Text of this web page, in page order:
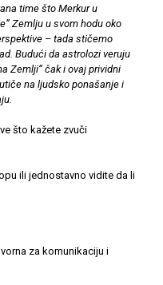
time što Merkur u
Zemlju u svom hodu oko
– tada stičemo
Budući da astrolozi veruju
Zemlji“ čak i ovaj prividni
na ljudsko ponašanje i
što kažete zvuči
ili jednostavno vidite da li
za komunikaciju i